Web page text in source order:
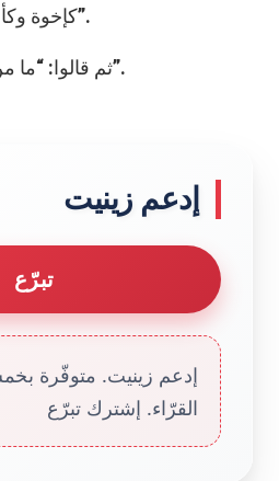
كإخوة وكأعضاء في العائلة الواحدة”.
ثم قالوا: “ما من أحد غريب في الكنيسة”.
إدعم زينيت
تبرّع
إدعم زينيت. متوفّرة
القرّاء. إشترك تبرّع